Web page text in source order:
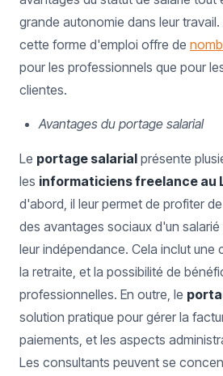
grande autonomie dans leur travail.
cette forme d'emploi offre de
pour les professionnels que pour
clientes.
Avantages du portage salarial
Le portage salarial présente
les informaticiens freelance au
d'abord, il leur permet de profiter
des avantages sociaux d'un
leur indépendance. Cela inclut une
la retraite, et la possibilité de
professionnelles. En outre, le
solution pratique pour gérer la
paiements, et les aspects
Les consultants peuvent se